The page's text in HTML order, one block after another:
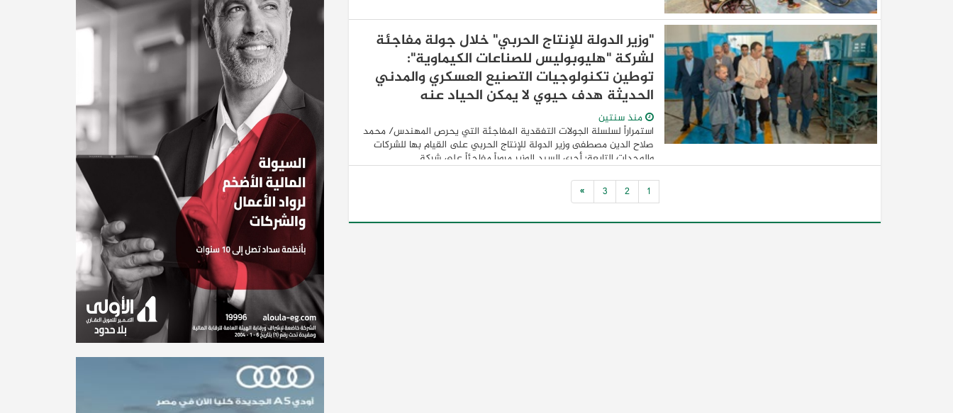
"وزير الدولة للإنتاج الحربي" خلال جولة مفاجئة
لشركة "هليوبوليس للصناعات الكيماوية":
توطين تكنولوجيات التصنيع العسكري والمدني
الحديثة هدف حيوي لا يمكن الحياد عنه
منذ سنتين
استمراراً لسلسلة الجولات التفقدية المفاجئة التي يحرص المهندس/ محمد
صلاح الدين مصطفى وزير الدولة للإنتاج الحربي على القيام بها للشركات
والوحدات التابعة؛ أجرى السيد الوزير مروراً مفاجئاً على شركة ...
1
2
3
»